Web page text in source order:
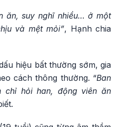
ăn, suy nghĩ nhiều… ở một
và mệt mỏi”, Hạnh chia
hiệu bất thường sớm, gia
cách thông thường. “Ban
chỉ hỏi han, động viên ăn